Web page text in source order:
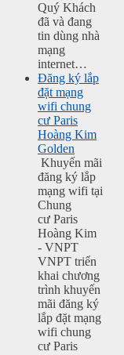
Quý Khách
đã và đang
tin dùng nhà
mạng
internet…
Đăng ký lắp
đặt mạng
wifi chung
cư Paris
Hoàng Kim
Golden
Khuyến mãi
đăng ký lắp
mạng wifi tại
Chung
cư Paris
Hoàng Kim
- VNPT
VNPT triển
khai chương
trình khuyến
mãi đăng ký
lắp đặt mạng
wifi chung
cư Paris